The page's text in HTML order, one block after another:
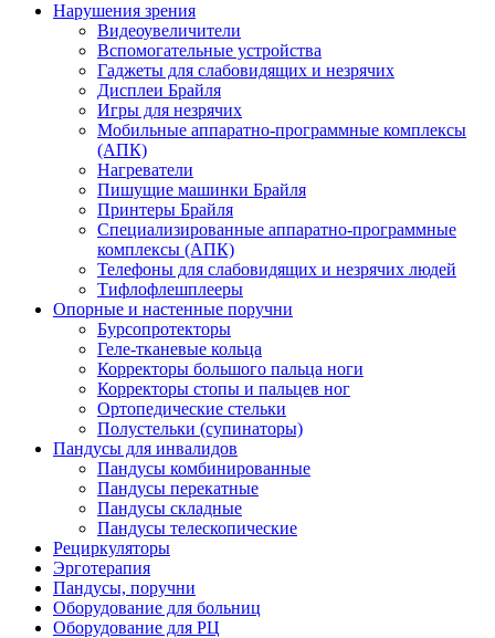
Нарушения зрения
Видеоувеличители
Вспомогательные устройства
Гаджеты для слабовидящих и незрячих
Дисплеи Брайля
Игры для незрячих
Мобильные аппаратно-программные комплексы
(АПК)
Нагреватели
Пишущие машинки Брайля
Принтеры Брайля
Специализированные аппаратно-программные
комплексы (АПК)
Телефоны для слабовидящих и незрячих людей
Тифлофлешплееры
Опорные и настенные поручни
Бурсопротекторы
Геле-тканевые кольца
Корректоры большого пальца ноги
Корректоры стопы и пальцев ног
Ортопедические стельки
Полустельки (супинаторы)
Пандусы для инвалидов
Пандусы комбинированные
Пандусы перекатные
Пандусы складные
Пандусы телескопические
Рециркуляторы
Эрготерапия
Пандусы, поручни
Оборудование для больниц
Оборудование для РЦ